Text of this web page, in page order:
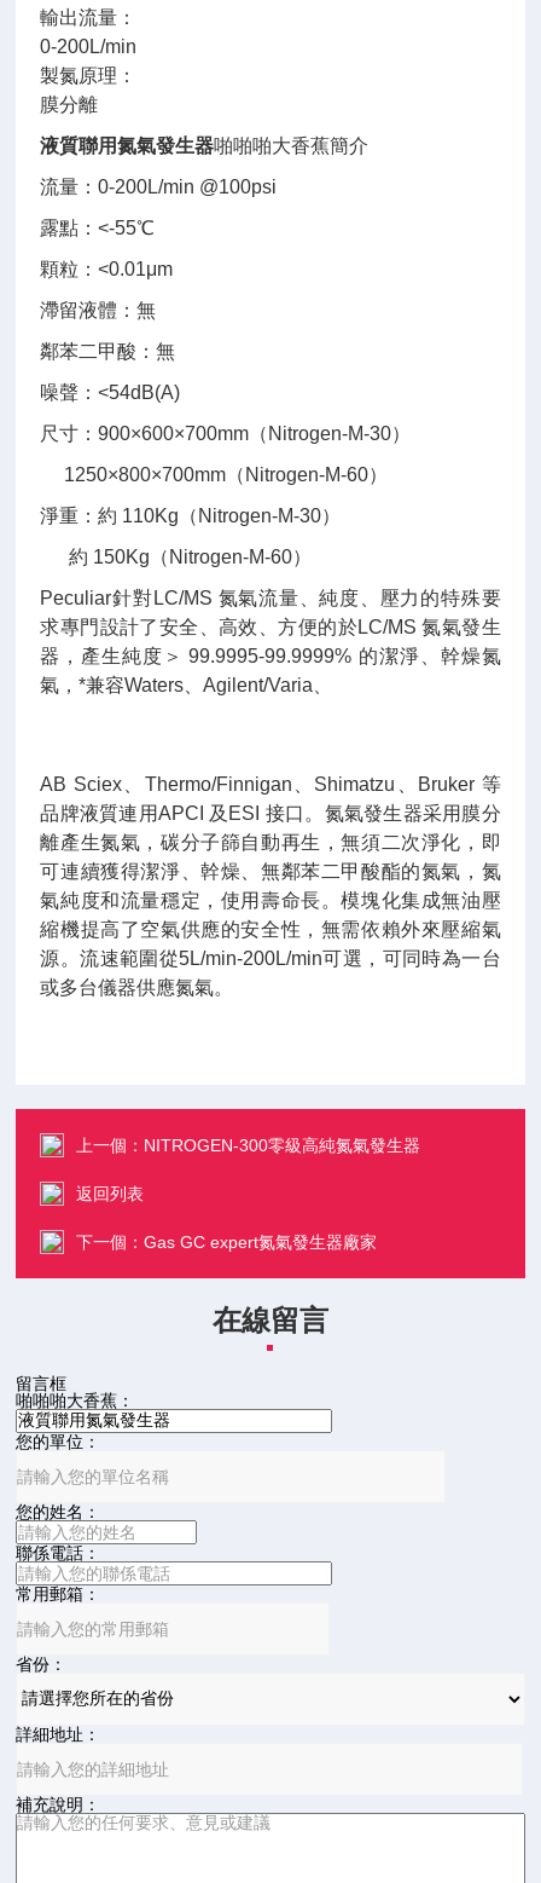
輸出流量：
0-200L/min
製氮原理：
膜分離
液質聯用氮氣發生器啪啪啪大香蕉簡介
流量：0-200L/min @100psi
露點：<-55℃
顆粒：<0.01μm
滯留液體：無
鄰苯二甲酸：無
噪聲：<54dB(A)
尺寸：900×600×700mm（Nitrogen-M-30）
1250×800×700mm（Nitrogen-M-60）
淨重：約 110Kg（Nitrogen-M-30）
約 150Kg（Nitrogen-M-60）
Peculiar針對LC/MS 氮氣流量、純度、壓力的特殊要
求專門設計了安全、高效、方便的於LC/MS 氮氣發生
器，產生純度＞ 99.9995-99.9999% 的潔淨、幹燥氮
氣，*兼容Waters、Agilent/Varia、
AB Sciex、Thermo/Finnigan、Shimatzu、Bruker 等
品牌液質連用APCI 及ESI 接口。氮氣發生器采用膜分
離產生氮氣，碳分子篩自動再生，無須二次淨化，即
可連續獲得潔淨、幹燥、無鄰苯二甲酸酯的氮氣，氮
氣純度和流量穩定，使用壽命長。模塊化集成無油壓
縮機提高了空氣供應的安全性，無需依賴外來壓縮氣
源。流速範圍從5L/min-200L/min可選，可同時為一台
或多台儀器供應氮氣。
上一個： NITROGEN-300零級高純氮氣發生器
返回列表
下一個：Gas GC expert氮氣發生器廠家
在線留言
留言框
啪啪啪大香蕉：
您的單位：
您的姓名：
聯係電話：
常用郵箱：
省份：
詳細地址：
補充說明：